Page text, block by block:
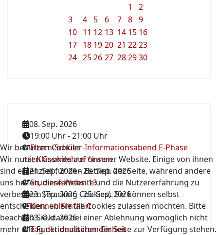
1
2
3
4 5 6 7 8 9
10 11 12 13 14 15 16
17 18 19 20 21 2223
24 2526 27 282930
08. Sep. 2026
19:00 Uhr-21:00 Uhr
Eltern-Schüler-Informationsabend E-Phase
mit Klassenlehrer*innen
21. Sep. 2026-25. Sep. 2026
Studienfahrten 13
23. Sep. 2026-25. Sep. 2026
Kennenlernfahrt
03. Okt. 2026
Tag der deutschen Einheit
Wir benutzen Cookies
Wir nutzen Cookies auf unserer Website. Einige von ihnen
sind essenziell für den Betrieb der Seite, während andere
uns helfen, diese Website und die Nutzererfahrung zu
verbessern (Tracking Cookies). Sie können selbst
entscheiden, ob Sie die Cookies zulassen möchten. Bitte
beachten Sie, dass bei einer Ablehnung womöglich nicht
mehr alle Funktionalitäten der Seite zur Verfügung stehen.